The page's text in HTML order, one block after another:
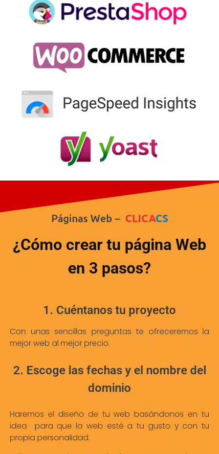
Páginas Web – CLICACS
¿Cómo crear tu página Web
en 3 pasos?
1. Cuéntanos tu proyecto
Con unas sencillas preguntas te ofreceremos la
mejor web al mejor precio.
2. Escoge las fechas y el nombre del
dominio
Haremos el diseño de tu web basándonos en tu
idea para que la web esté a tu gusto y con tu
propia personalidad.